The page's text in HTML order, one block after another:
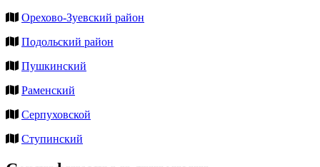
Орехово-Зуевский район
Подольский район
Пушкинский
Раменский
Серпуховской
Ступинский